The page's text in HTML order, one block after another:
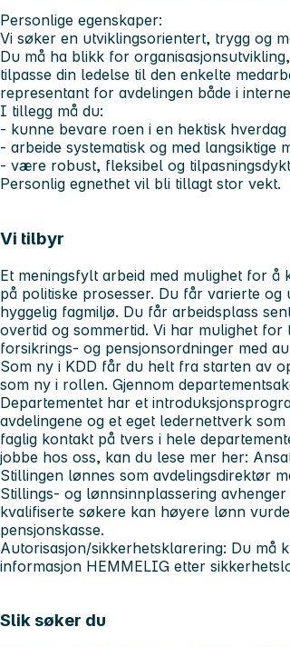
Personlige egenskaper:
Vi søker en utviklingsorientert, trygg og
Du må ha blikk for
tilpasse din ledelse til den enkelte
representant for avdelingen både i
I tillegg må du:
- kunne bevare roen i en hektisk hverdag
- arbeide systematisk og med langsiktige
- være robust, fleksibel og
Personlig egnethet vil bli tillagt stor vekt.
Vi tilbyr
Et meningsfylt arbeid med mulighet for
på politiske prosesser. Du får varierte
hyggelig fagmiljø. Du får arbeidsplass
overtid og sommertid. Vi har mulighet
forsikrings- og pensjonsordninger med
Som ny i KDD får du helt fra starten av
som ny i rollen. Gjennom
Departementet har et
avdelingene og et eget ledernettverk
faglig kontakt på tvers i hele
jobbe hos oss, kan du lese mer her:
Stillingen lønnes som avdelingsdirektør
Stillings- og lønnsinnplassering
kvalifiserte søkere kan høyere lønn
pensjonskasse.
Autorisasjon/sikkerhetsklarering: Du må
informasjon HEMMELIG etter
Slik søker du